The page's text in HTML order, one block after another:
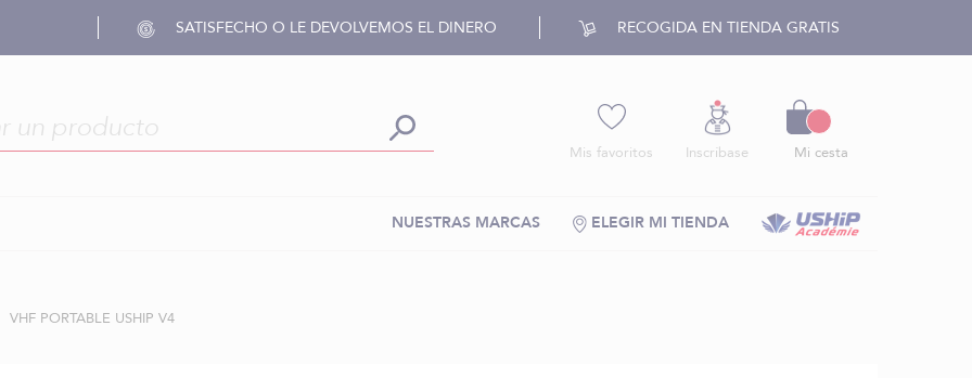
SATISFECHO O LE DEVOLVEMOS EL DINERO RECOGIDA EN TIENDA GRATIS
Mis favoritos Inscríbase Mi cesta
ELEGIR MI TIENDA
NUESTRAS MARCAS
VHF PORTABLE USHIP V4